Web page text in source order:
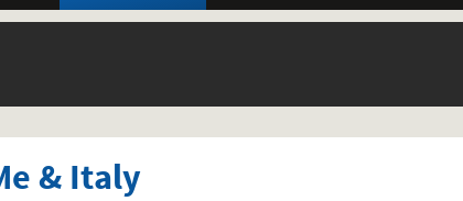
& Italy